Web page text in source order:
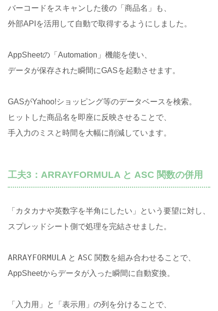
バーコードをスキャンした後の「商品名」も、
外部APIを活用して自動で取得するようにしました。
AppSheetの「Automation」機能を使い、
データが保存された瞬間にGASを起動させます。
GASがYahoo!ショッピング等のデータベースを検索。
ヒットした商品名を即座に反映させることで、
手入力のミスと時間を大幅に削減しています。
工夫3：ARRAYFORMULA と ASC 関数の併用
「カタカナや英数字を半角にしたい」という要望に対し、
スプレッドシート側で処理を完結させました。
ARRAYFORMULA と ASC 関数を組み合わせることで、
AppSheetからデータが入った瞬間に自動変換。
「入力用」と「表示用」の列を分けることで、